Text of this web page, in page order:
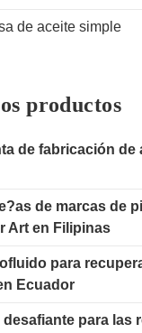
de aceite simple
productos
de fabricación de
de marcas de
Art en Filipinas
para
Ecuador
desafiante para las